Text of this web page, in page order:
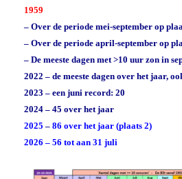
1959
– Over de periode mei-september op
– Over de periode april-september op
– De meeste dagen met >10 uur zon in
2022 – de meeste dagen over het jaar,
2023 – een juni record: 20
2024 – 45 over het jaar
2025 – 86 over het jaar (plaats 2)
2026 – 56 tot aan 31 juli